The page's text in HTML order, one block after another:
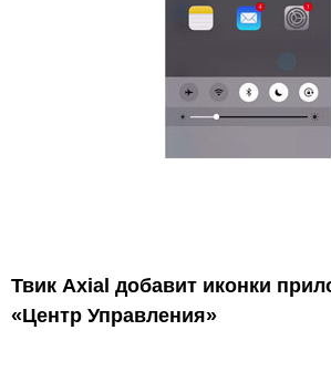
Твик Axial добавит иконки
«Центр Управления»